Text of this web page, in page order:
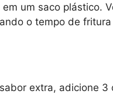
um saco plástico.
o tempo de
extra, adicione